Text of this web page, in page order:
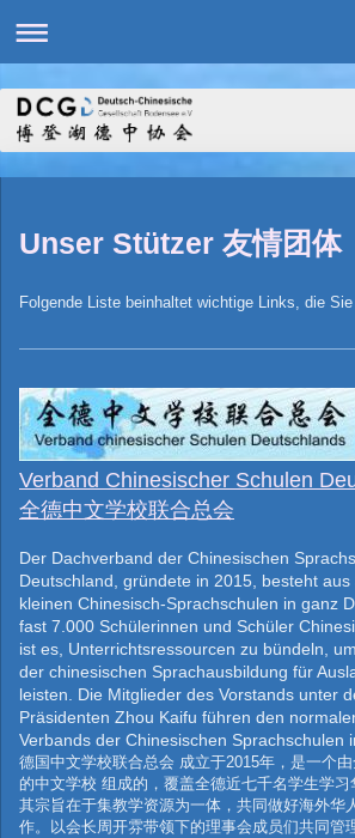
Unser Stützer 友情团体
Folgende Liste beinhaltet wichtige Links, die
Verband Chinesischer Schulen
全德中文学校联合总会
Der Dachverband der Chinesischen
Deutschland, gründete in 2015, besteht
kleinen Chinesisch-Sprachschulen in ganz
fast 7.000 Schülerinnen und Schüler
ist es, Unterrichtsressourcen zu bündeln,
der chinesischen Sprachausbildung für
leisten. Die Mitglieder des Vorstands unter
Präsidenten Zhou Kaifu führen den
Verbands der Chinesischen Sprachschulen
德国中文学校联合总会 成立于2015年，是一个
的中文学校 组成的，覆盖全德近七千名学生学习
其宗旨在于集教学资源为一体，共同做好海外华
作。以会长周开雰带领下的理事会成员们共同管